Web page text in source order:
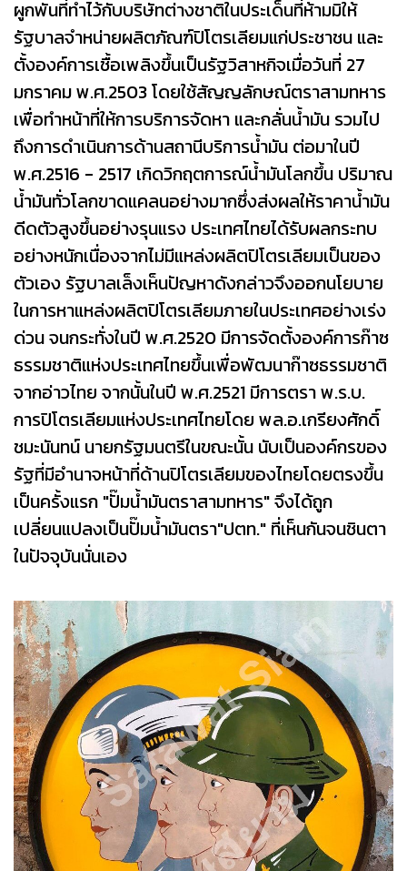
ผูกพันที่ทำไว้กับบริษัทต่างชาติในประเด็นที่ห้ามมิให้
รัฐบาลจำหน่ายผลิตภัณฑ์ปิโตรเลียมแก่ประชาชน และ
ตั้งองค์การเชื้อเพลิงขึ้นเป็นรัฐวิสาหกิจเมื่อวันที่ 27
มกราคม พ.ศ.2503 โดยใช้สัญญลักษณ์ตราสามทหาร
เพื่อทำหน้าที่ให้การบริการจัดหา และกลั่นน้ำมัน รวมไป
ถึงการดำเนินการด้านสถานีบริการน้ำมัน ต่อมาในปี
พ.ศ.2516 - 2517 เกิดวิกฤตการณ์น้ำมันโลกขึ้น ปริมาณ
น้ำมันทั่วโลกขาดแคลนอย่างมากซึ่งส่งผลให้ราคาน้ำมัน
ดีดตัวสูงขึ้นอย่างรุนแรง ประเทศไทยได้รับผลกระทบ
อย่างหนักเนื่องจากไม่มีแหล่งผลิตปิโตรเลียมเป็นของ
ตัวเอง รัฐบาลเล็งเห็นปัญหาดังกล่าวจึงออกนโยบาย
ในการหาแหล่งผลิตปิโตรเลียมภายในประเทศอย่างเร่ง
ด่วน จนกระทั่งในปี พ.ศ.2520 มีการจัดตั้งองค์การก๊าซ
ธรรมชาติแห่งประเทศไทยขึ้นเพื่อพัฒนาก๊าซธรรมชาติ
จากอ่าวไทย จากนั้นในปี พ.ศ.2521 มีการตรา พ.ร.บ.
การปิโตรเลียมแห่งประเทศไทยโดย พล.อ.เกรียงศักดิ์
ชมะนันทน์ นายกรัฐมนตรีในขณะนั้น นับเป็นองค์กรของ
รัฐที่มีอำนาจหน้าที่ด้านปิโตรเลียมของไทยโดยตรงขึ้น
เป็นครั้งแรก "ปั๊มน้ำมันตราสามทหาร" จึงได้ถูก
เปลี่ยนแปลงเป็นปั๊มน้ำมันตรา"ปตท." ที่เห็นกันจนชินตา
ในปัจจุบันนั่นเอง